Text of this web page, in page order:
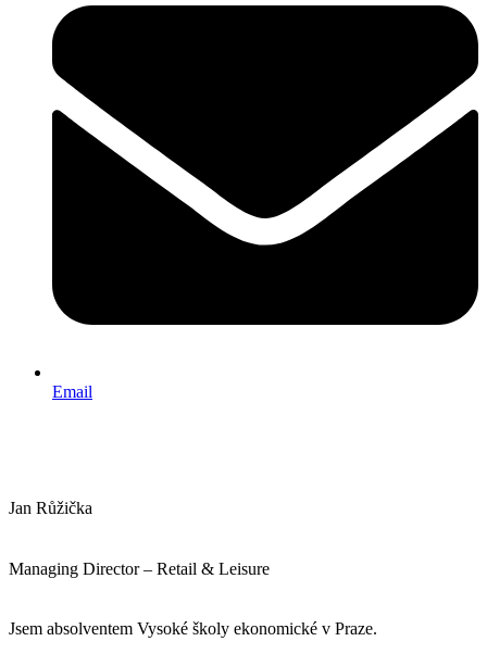
Email
Jan Růžička
Managing Director – Retail & Leisure
Jsem absolventem Vysoké školy ekonomické v Praze.